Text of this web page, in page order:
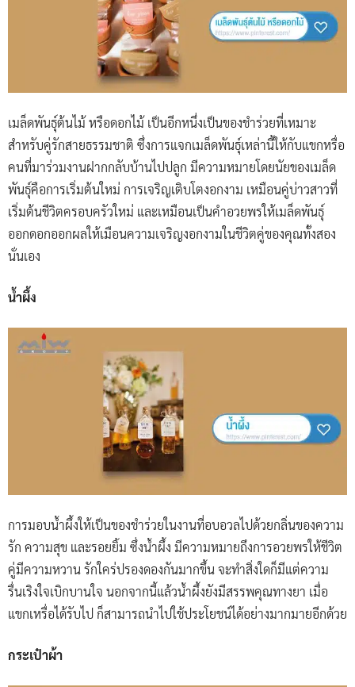
เมล็ดพันธ์ุต้นไม้ หรือดอกไม้ เป็นอีกหนึ่งเป็นของชำร่วยที่เหมาะ
สำหรับคู่รักสายธรรมชาติ ซึ่งการแจกเมล็ดพันธุ์เหล่านี้ให้กับแขกหรื่อ
คนที่มาร่วมงานฝากกลับบ้านไปปลูก มีความหมายโดยนัยของเมล็ด
พันธุ์คือการเริ่มต้นใหม่ การเจริญเติบโตงอกงาม เหมือนคู่บ่าวสาวที่
เริ่มต้นชีวิตครอบครัวใหม่ และเหมือนเป็นคำอวยพรให้เมล็ดพันธุ์
ออกดอกออกผลให้เมือนความเจริญงอกงามในชีวิตคู่ของคุณทั้งสอง
นั่นเอง
น้ำผึ้ง
การมอบน้ำผึ้งให้เป็นของชำร่วยในงานที่อบอวลไปด้วยกลิ่นของความ
รัก ความสุข และรอยยิ้ม ซึ่งน้ำผึ้ง มีความหมายถึงการอวยพรให้ชีวิต
คู่มีความหวาน รักใคร่ปรองดองกันมากขึ้น จะทำสิ่งใดก็มีแต่ความ
รื่นเริงใจเบิกบานใจ นอกจากนี้แล้วน้ำผึ้งยังมีสรรพคุณทางยา เมื่อ
แขกเหรื่อได้รับไป ก็สามารถนำไปใช้ประโยชน์ได้อย่างมากมายอีกด้วย
กระเป๋าผ้า